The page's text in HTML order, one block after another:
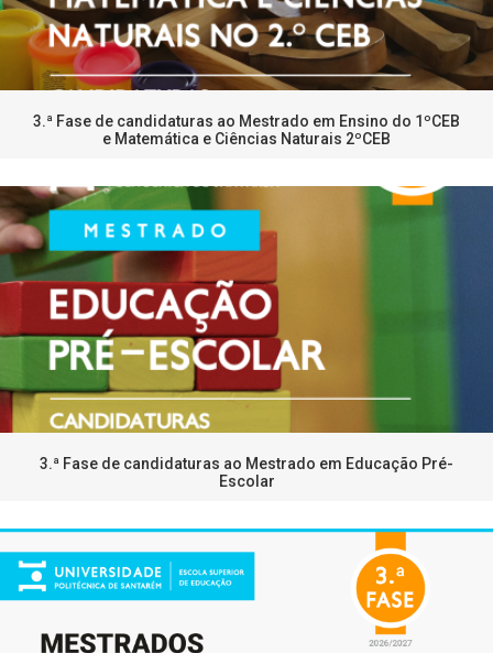
3.ª Fase de candidaturas ao Mestrado em Ensino do 1ºCEB
e Matemática e Ciências Naturais 2ºCEB
3.ª Fase de candidaturas ao Mestrado em Educação Pré-
Escolar